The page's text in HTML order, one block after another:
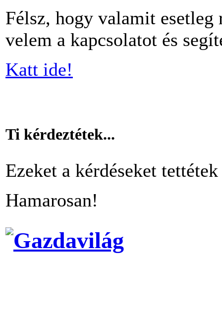
Félsz, hogy valamit
velem a kapcsolatot és
Katt ide!
Ti kérdeztétek...
Ezeket a kérdéseket
Hamarosan!